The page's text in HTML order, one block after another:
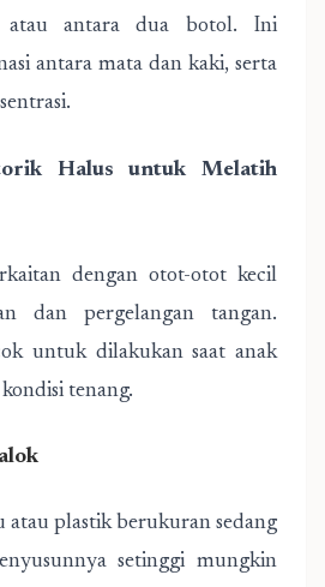
atau antara dua botol. Ini
antara mata dan kaki, serta
Halus untuk Melatih
dengan otot-otot kecil
dan pergelangan tangan.
untuk dilakukan saat anak
tenang.
atau plastik berukuran sedang
setinggi mungkin